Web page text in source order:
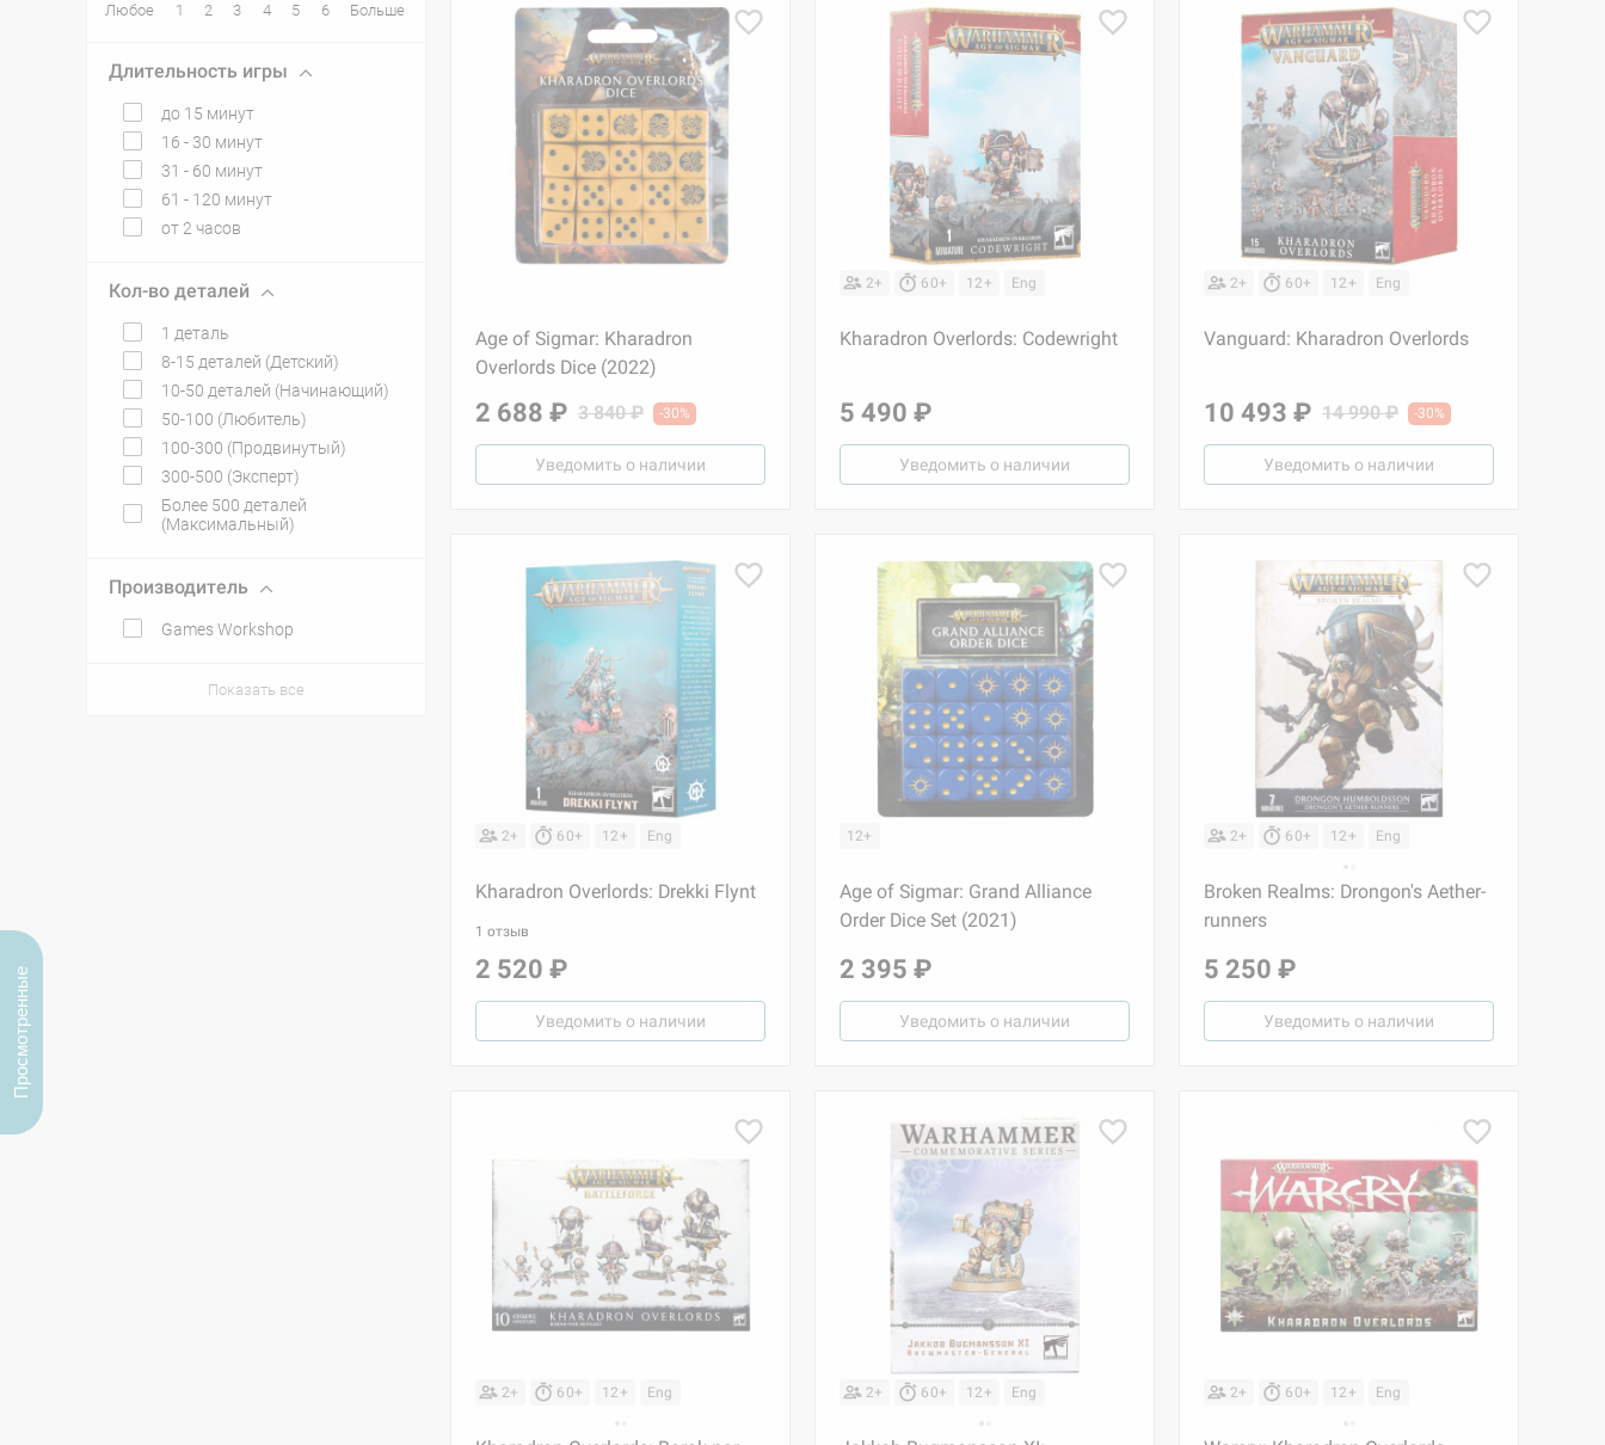
Любое 1 2 3 4 5 6 Больше
Длительность игры
до 15 минут
16 - 30 минут
31 - 60 минут
61 - 120 минут
от 2 часов
Кол-во деталей
1 деталь
8-15 деталей (Детский)
10-50 деталей (Начинающий)
50-100 (Любитель)
100-300 (Продвинутый)
300-500 (Эксперт)
Более 500 деталей
(Максимальный)
Производитель
Games Workshop
Показать все
Age of Sigmar: Kharadron
Overlords Dice (2022)
2 688 ₽ 3 840 ₽ -30%
Уведомить о наличии
2+ 60+ 12+ Eng
Kharadron Overlords: Codewright
5 490 ₽
Уведомить о наличии
2+ 60+ 12+ Eng
Vanguard: Kharadron Overlords
10 493 ₽ 14 990 ₽ -30%
Уведомить о наличии
2+ 60+ 12+ Eng
Kharadron Overlords: Drekki Flynt
1 отзыв
2 520 ₽
Уведомить о наличии
12+
Age of Sigmar: Grand Alliance
Order Dice Set (2021)
2 395 ₽
Уведомить о наличии
2+ 60+ 12+ Eng
Broken Realms: Drongon's Aether-
runners
5 250 ₽
Уведомить о наличии
2+ 60+ 12+ Eng 2+ 60+ 12+ Eng 2+ 60+ 12+ Eng
Просмотренные